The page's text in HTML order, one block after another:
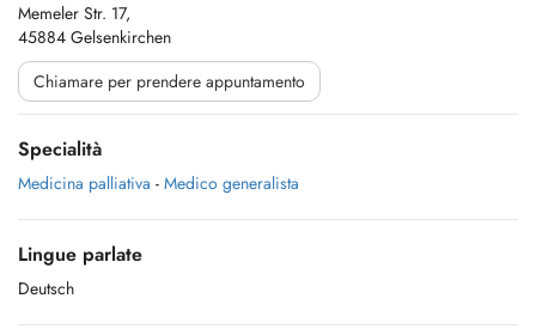
Memeler Str. 17,
45884 Gelsenkirchen
Chiamare per prendere appuntamento
Specialità
Medicina palliativa - Medico generalista
Lingue parlate
Deutsch